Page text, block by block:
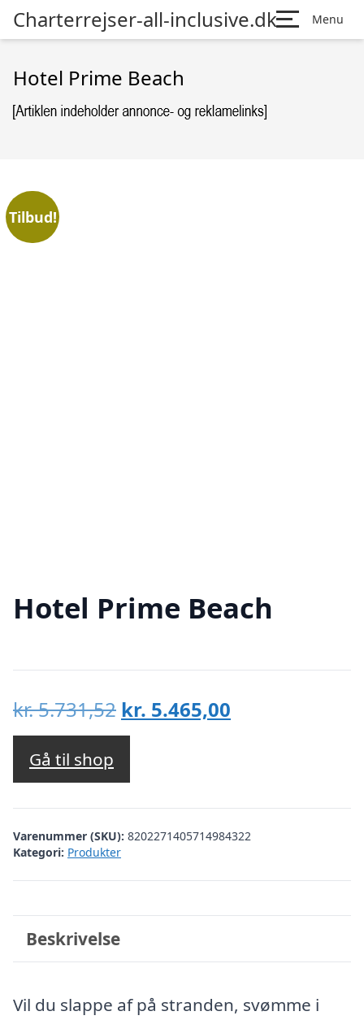
Charterrejser-all-inclusive.dk Menu
Hotel Prime Beach
Tilbud!
Hotel Prime Beach
kr.5.731,52 Den
oprindelige
var:
kr. 5.731,52.
kr. 5.465,00
kr. 5.465,00.
Gå til shop
Varenummer (SKU): 8202271405714984322
Kategori: Produkter
Beskrivelse
Vil du slappe af på stranden, svømme i